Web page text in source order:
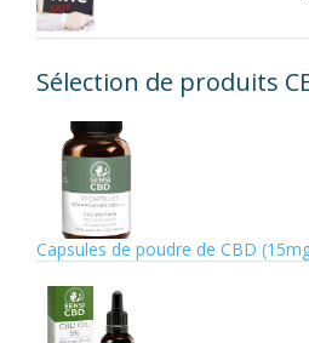
Sélection de produits
Capsules de poudre de CBD